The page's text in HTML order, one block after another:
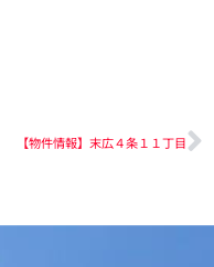
【物件情報】末広４条１１丁目